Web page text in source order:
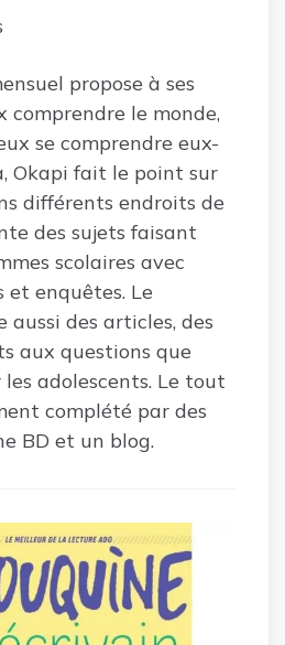
propose à ses
comprendre le monde,
se comprendre eux-
Okapi fait le point sur
différents endroits de
des sujets faisant
scolaires avec
et enquêtes. Le
des articles, des
aux questions que
adolescents. Le tout
complété par des
BD et un blog.